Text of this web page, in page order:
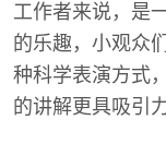
工作者来说，是
的乐趣，小观众
种科学表演方式
的讲解更具吸引力